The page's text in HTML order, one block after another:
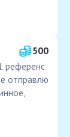
500
референс
отправлю